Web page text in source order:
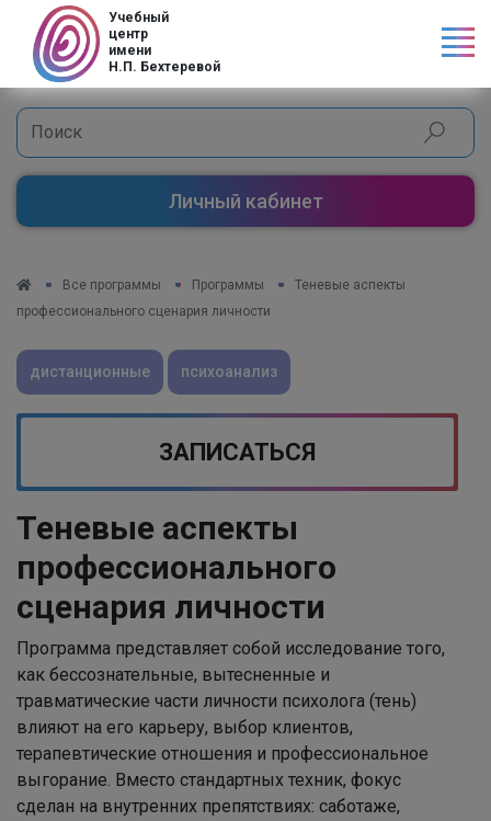
Учебный
центр
имени
Н.П. Бехтеревой
Личный кабинет
Все программы Программы
Теневые аспекты
профессионального сценария личности
дистанционные психоанализ
ЗАПИСАТЬСЯ
Теневые аспекты
профессионального
сценария личности
Программа представляет собой исследование того,
как бессознательные, вытесненные и
травматические части личности психолога (тень)
влияют на его карьеру, выбор клиентов,
терапевтические отношения и профессиональное
выгорание. Вместо стандартных техник, фокус
сделан на внутренних препятствиях: саботаже,
Код страны